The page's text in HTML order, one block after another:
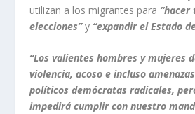
utilizan a los migrantes para “hacer
elecciones”y “expandir el Estado
“Los valientes hombres y mujeres
violencia, acoso e incluso
políticos demócratas radicales,
impedirá cumplir con nuestro